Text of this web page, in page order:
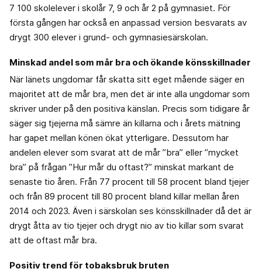
7 100 skolelever i skolår 7, 9 och år 2 på gymnasiet. För
första gången har också en anpassad version besvarats av
drygt 300 elever i grund- och gymnasiesärskolan.
Minskad andel som mår bra och ökande könsskillnader
När länets ungdomar får skatta sitt eget mående säger en
majoritet att de mår bra, men det är inte alla ungdomar som
skriver under på den positiva känslan. Precis som tidigare år
säger sig tjejerna må sämre än killarna och i årets mätning
har gapet mellan könen ökat ytterligare. Dessutom har
andelen elever som svarat att de mår ”bra” eller ”mycket
bra” på frågan ”Hur mår du oftast?” minskat markant de
senaste tio åren. Från 77 procent till 58 procent bland tjejer
och från 89 procent till 80 procent bland killar mellan åren
2014 och 2023. Även i särskolan ses könsskillnader då det är
drygt åtta av tio tjejer och drygt nio av tio killar som svarat
att de oftast mår bra.
Positiv trend för tobaksbruk bruten